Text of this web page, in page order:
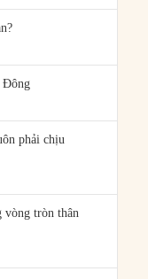
Đông
phải chịu
vòng tròn thân